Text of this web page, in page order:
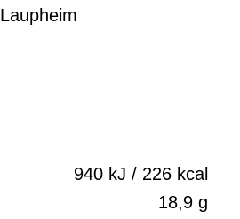
Laupheim
940 kJ / 226 kcal
18,9 g